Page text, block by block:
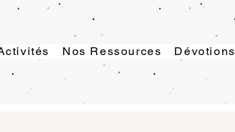
Nos Ressources Dévotions